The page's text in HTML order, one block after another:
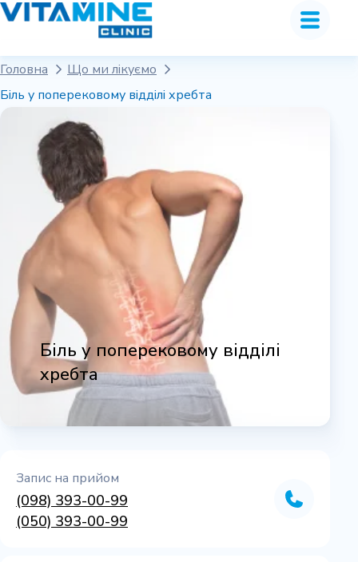
Головна
Що ми лікуємо
Біль у поперековому відділі хребта
Біль у поперековому відділі
хребта
Запис на прийом
(098) 393-00-99
(050) 393-00-99